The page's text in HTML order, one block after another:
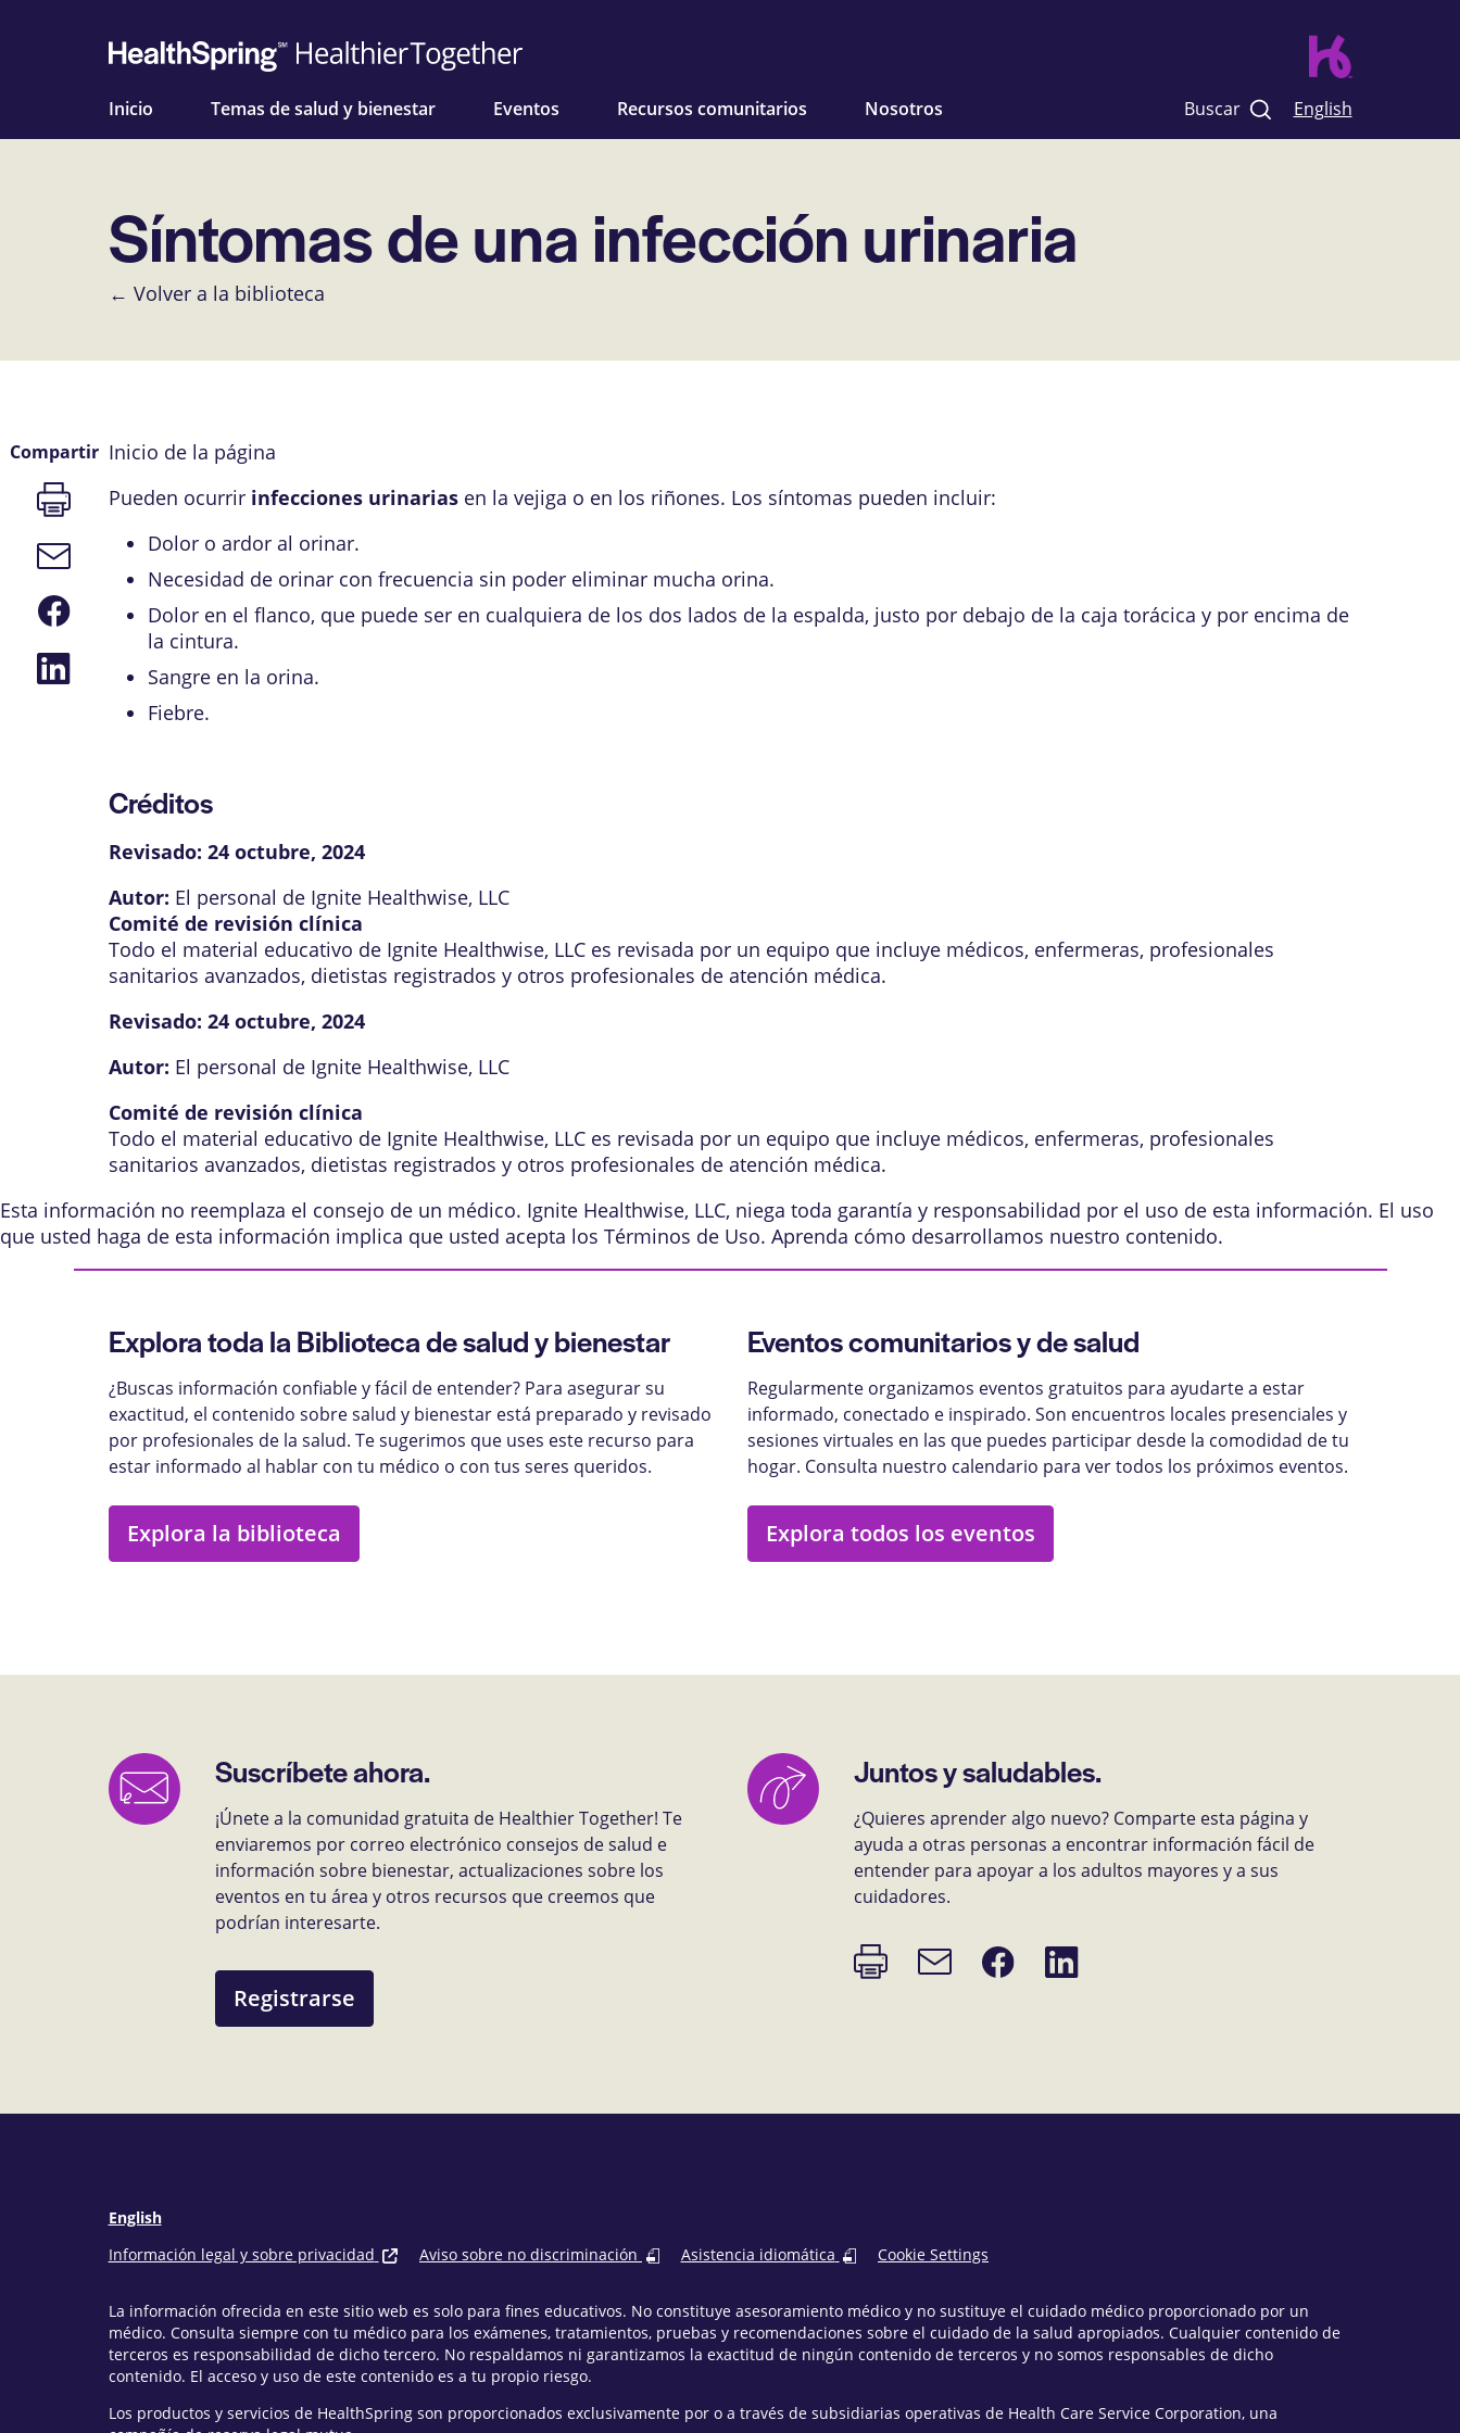
Inicio Temas de salud y bienestar Eventos Recursos comunitarios Nosotros Buscar English
Síntomas de una infección urinaria
← Volver a la biblioteca
Inicio de la página
Pueden ocurrir infecciones urinariasen la vejiga o en los riñones. Los síntomas pueden incluir:
Dolor o ardor al orinar.
Necesidad de orinar con frecuencia sin poder eliminar mucha orina.
Dolor en el flanco, que puede ser en cualquiera de los dos lados de la espalda, justo por debajo de la caja torácica y por encima de
la cintura.
Sangre en la orina.
Fiebre.
Créditos
Revisado: 24 octubre, 2024
Autor: El personal de Ignite Healthwise, LLC
Comité de revisión clínica
Todo el material educativo de Ignite Healthwise, LLC es revisada por un equipo que incluye médicos, enfermeras, profesionales
sanitarios avanzados, dietistas registrados y otros profesionales de atención médica.
Revisado: 24 octubre, 2024
Autor: El personal de Ignite Healthwise, LLC
Comité de revisión clínica
Todo el material educativo de Ignite Healthwise, LLC es revisada por un equipo que incluye médicos, enfermeras, profesionales
sanitarios avanzados, dietistas registrados y otros profesionales de atención médica.
Esta información no reemplaza el consejo de un médico. Ignite Healthwise, LLC, niega toda garantía y responsabilidad por el uso de esta información. El uso
que usted haga de esta información implica que usted acepta los Términos de Uso. Aprenda cómo desarrollamos nuestro contenido.
Explora toda la Biblioteca de salud y bienestar
¿Buscas información confiable y fácil de entender? Para asegurar su
exactitud, el contenido sobre salud y bienestar está preparado y revisado
por profesionales de la salud. Te sugerimos que uses este recurso para
estar informado al hablar con tu médico o con tus seres queridos.
Explora la biblioteca
Eventos comunitarios y de salud
Regularmente organizamos eventos gratuitos para ayudarte a estar
informado, conectado e inspirado. Son encuentros locales presenciales y
sesiones virtuales en las que puedes participar desde la comodidad de tu
hogar. Consulta nuestro calendario para ver todos los próximos eventos.
Explora todos los eventos
Compartir
Imprimir
página
Enlace
de
correo
electrónico
Compartir
en
Compartir
en
Suscríbete ahora.
¡Únete a la comunidad gratuita de Healthier Together! Te
enviaremos por correo electrónico consejos de salud e
información sobre bienestar, actualizaciones sobre los
eventos en tu área y otros recursos que creemos que
podrían interesarte.
Registrarse
Juntos y saludables.
¿Quieres aprender algo nuevo? Comparte esta página y
ayuda a otras personas a encontrar información fácil de
entender para apoyar a los adultos mayores y a sus
cuidadores.
Imprimir
página
Enlace
de
Compartir
en
Compartir
en
English
Información legal y sobre privacidad
Aviso sobre no discriminación Asistencia idiomática Cookie Settings
La información ofrecida en este sitio web es solo para fines educativos. No constituye asesoramiento médico y no sustituye el cuidado médico proporcionado por un
médico. Consulta siempre con tu médico para los exámenes, tratamientos, pruebas y recomendaciones sobre el cuidado de la salud apropiados. Cualquier contenido de
terceros es responsabilidad de dicho tercero. No respaldamos ni garantizamos la exactitud de ningún contenido de terceros y no somos responsables de dicho
contenido. El acceso y uso de este contenido es a tu propio riesgo.
Los productos y servicios de HealthSpring son proporcionados exclusivamente por o a través de subsidiarias operativas de Health Care Service Corporation, una